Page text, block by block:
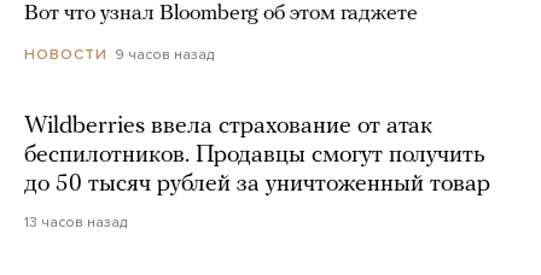
Вот что узнал Bloomberg об этом гаджете
НОВОСТИ 9 часов назад
Wildberries ввела страхование от атак
беспилотников. Продавцы смогут получить
до 50 тысяч рублей за уничтоженный товар
13 часов назад